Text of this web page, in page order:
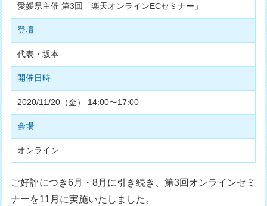
愛媛県主催 第3回「楽天オンラインECセミナー」
登壇
代表・坂本
開催日時
2020/11/20（金） 14:00〜17:00
会場
オンライン
ご好評につき6月・8月に引き続き、第3回オンラインセミ
ナーを11月に実施いたしました。